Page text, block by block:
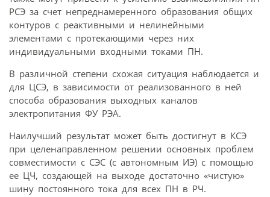
РСЭ за счет непреднамеренного образования общих
контуров с реактивными и нелинейными
элементами с протекающими через них
индивидуальными входными токами ПН.
В различной степени схожая ситуация наблюдается и
для ЦСЭ, в зависимости от реализованного в ней
способа образования выходных каналов
электропитания ФУ РЭА.
Наилучший результат может быть достигнут в КСЭ
при целенаправленном решении основных проблем
совместимости с СЭС (с автономным ИЭ) с помощью
ее ЦЧ, создающей на выходе достаточно «чистую»
шину постоянного тока для всех ПН в РЧ.